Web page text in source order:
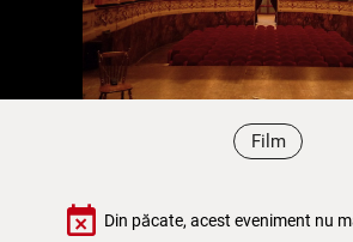
Film
event_busy Din păcate, acest eveniment nu